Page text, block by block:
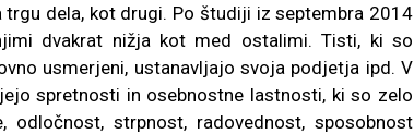
dela, kot drugi. Po študiji iz septembra 2014
dvakrat nižja kot med ostalimi. Tisti, ki so
usmerjeni, ustanavljajo svoja podjetja ipd. V
spretnosti in osebnostne lastnosti, ki so zelo
odločnost, strpnost, radovednost, sposobnost